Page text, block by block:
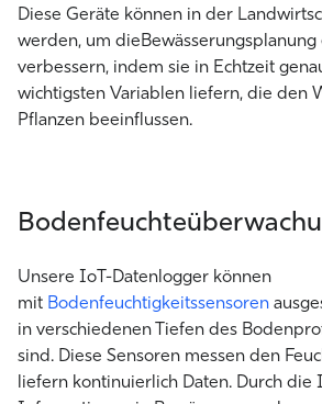
Diese Geräte können in der
werden, um dieBewässerungsplanung
verbessern, indem sie in Echtzeit
wichtigsten Variablen liefern, die den
Pflanzen beeinflussen.
Unsere IoT-Datenlogger können
mit Bodenfeuchtigkeitssensoren
in verschiedenen Tiefen des
sind. Diese Sensoren messen den
liefern kontinuierlich Daten. Durch